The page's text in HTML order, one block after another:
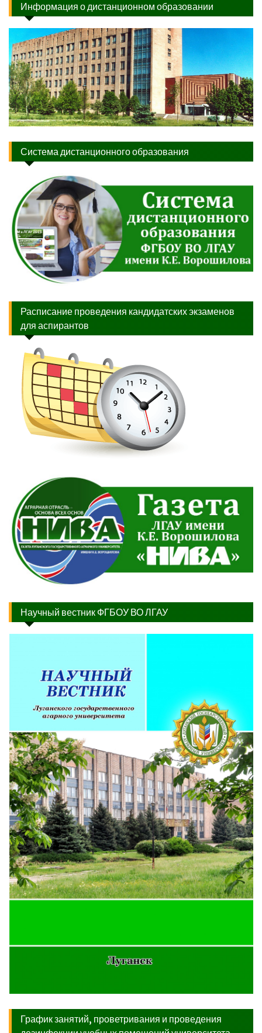
Информация о дистанционном образовании
Система дистанционного образования
Расписание проведения кандидатских экзаменов
для аспирантов
Научный вестник ФГБОУ ВО ЛГАУ
График занятий, проветривания и проведения